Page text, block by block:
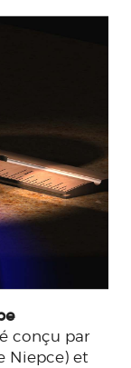
conçu par
Niepce) et